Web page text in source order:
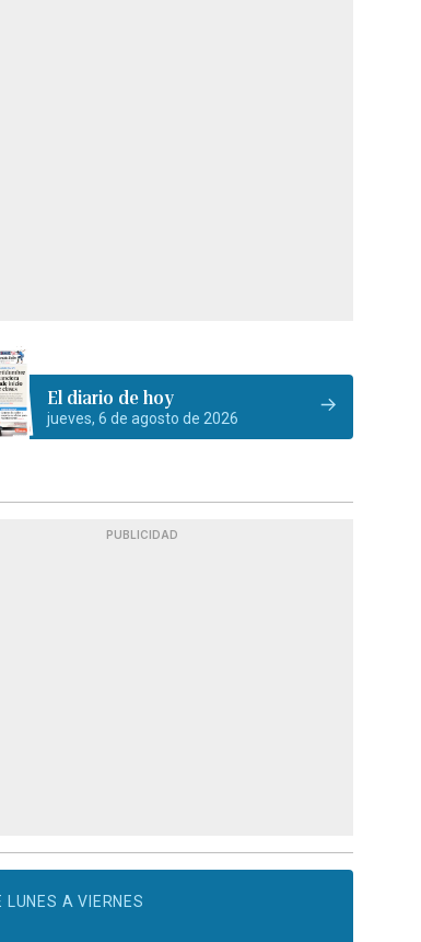
El diario de hoy
jueves, 6 de agosto de 2026
PUBLICIDAD
LUNES A VIERNES